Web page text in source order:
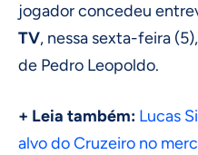
jogador concedeu
TV, nessa sexta-feira
de Pedro Leopoldo.
+ Leia também: Lucas
alvo do Cruzeiro no